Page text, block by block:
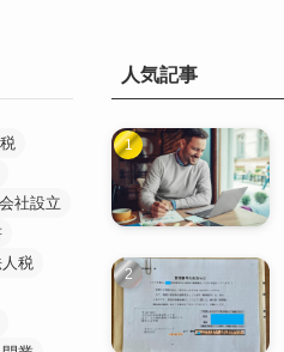
会社設立
税
人気記事